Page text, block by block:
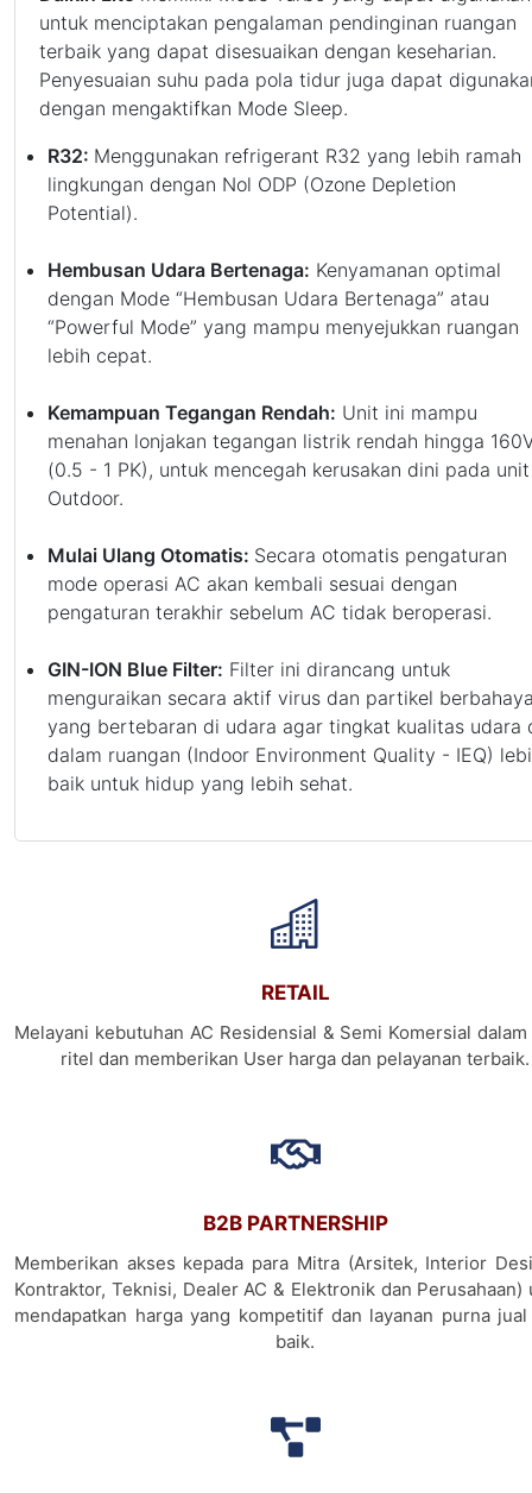
untuk menciptakan pengalaman pendinginan ruangan
terbaik yang dapat disesuaikan dengan keseharian.
Penyesuaian suhu pada pola tidur juga dapat
dengan mengaktifkan Mode Sleep.
R32: Menggunakan refrigerant R32 yang lebih ramah
lingkungan dengan Nol ODP (Ozone Depletion
Potential).
Hembusan Udara Bertenaga: Kenyamanan optimal
dengan Mode “Hembusan Udara Bertenaga” atau
“Powerful Mode” yang mampu menyejukkan ruangan
lebih cepat.
Kemampuan Tegangan Rendah: Unit ini mampu
menahan lonjakan tegangan listrik rendah hingga
(0.5 - 1 PK), untuk mencegah kerusakan dini pada unit
Outdoor.
Mulai Ulang Otomatis: Secara otomatis pengaturan
mode operasi AC akan kembali sesuai dengan
pengaturan terakhir sebelum AC tidak beroperasi.
GIN-ION Blue Filter: Filter ini dirancang untuk
menguraikan secara aktif virus dan partikel
yang bertebaran di udara agar tingkat kualitas udara
dalam ruangan (Indoor Environment Quality - IEQ)
baik untuk hidup yang lebih sehat.
RETAIL
Melayani kebutuhan AC Residensial & Semi Komersial dalam
ritel dan memberikan User harga dan pelayanan terbaik.
B2B PARTNERSHIP
Memberikan akses kepada para Mitra (Arsitek, Interior
Kontraktor, Teknisi, Dealer AC & Elektronik dan Perusahaan)
mendapatkan harga yang kompetitif dan layanan purna
baik.